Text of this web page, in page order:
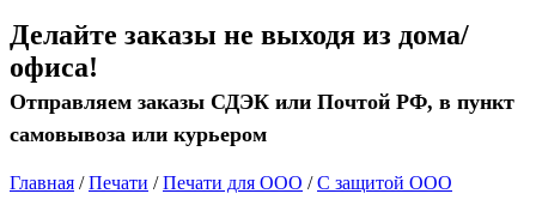
Делайте заказы не выходя из дома/
офиса!
Отправляем заказы СДЭК или Почтой РФ, в пункт
самовывоза или курьером
Главная /Печати /Печати для ООО /С защитой ООО